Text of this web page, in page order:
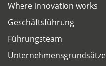
Where innovation works
Geschäftsführung
Führungsteam
Unternehmensgrundsätze